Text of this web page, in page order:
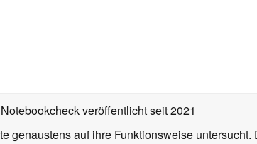
veröffentlichtseit 2021
genaustens auf ihre Funktionsweise untersucht.